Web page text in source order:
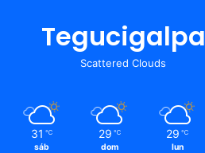
Tegucigalpa
Scattered Clouds
31 ℃
sáb
29 ℃
dom
29 ℃
lun